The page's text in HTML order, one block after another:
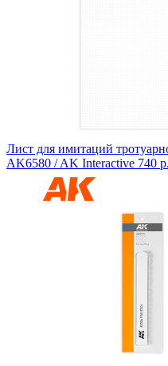
Лист для имитаций
AK6580 / AK Interactive 740 р.